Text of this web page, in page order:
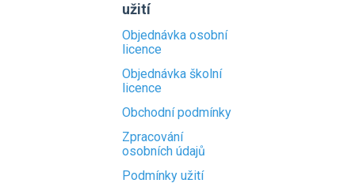
užití
Objednávka osobní
licence
Objednávka školní
licence
Obchodní podmínky
Zpracování
osobních údajů
Podmínky užití